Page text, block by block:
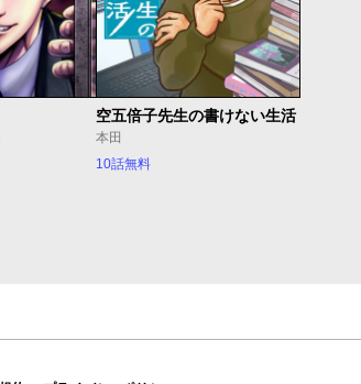
空五倍子先生の書けない生活
本田
10話無料